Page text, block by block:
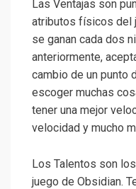
Las Ventajas son
atributos físicos del
se ganan cada dos
anteriormente,
cambio de un punto
escoger muchas
tener una mejor
velocidad y mucho
Los Talentos son
juego de Obsidian.